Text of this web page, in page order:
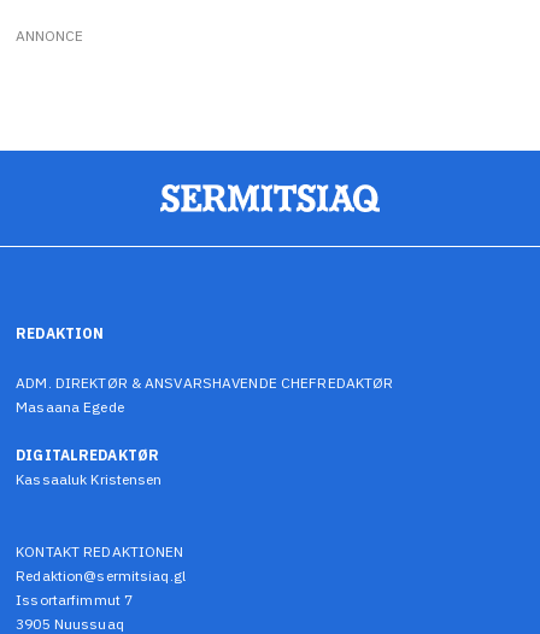
ANNONCE
REDAKTION
ADM. DIREKTØR & ANSVARSHAVENDE CHEFREDAKTØR
Masaana Egede
DIGITALREDAKTØR
Kassaaluk Kristensen
KONTAKT REDAKTIONEN
Redaktion@sermitsiaq.gl
Issortarfimmut 7
3905 Nuussuaq